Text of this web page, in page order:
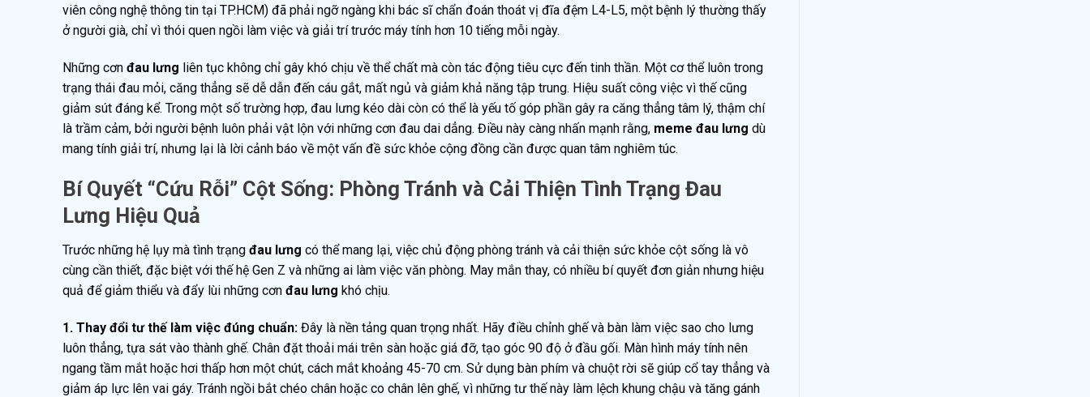
viên công nghệ thông tin tại TP.HCM) đã phải ngỡ ngàng khi bác sĩ chẩn đoán thoát vị đĩa đệm L4-L5, một bệnh lý thường thấy
ở người già, chỉ vì thói quen ngồi làm việc và giải trí trước máy tính hơn 10 tiếng mỗi ngày.
Những cơn đau lưng liên tục không chỉ gây khó chịu về thể chất mà còn tác động tiêu cực đến tinh thần. Một cơ thể luôn trong
trạng thái đau mỏi, căng thẳng sẽ dễ dẫn đến cáu gắt, mất ngủ và giảm khả năng tập trung. Hiệu suất công việc vì thế cũng
giảm sút đáng kể. Trong một số trường hợp, đau lưng kéo dài còn có thể là yếu tố góp phần gây ra căng thẳng tâm lý, thậm chí
là trầm cảm, bởi người bệnh luôn phải vật lộn với những cơn đau dai dẳng. Điều này càng nhấn mạnh rằng, meme đau lưng dù
mang tính giải trí, nhưng lại là lời cảnh báo về một vấn đề sức khỏe cộng đồng cần được quan tâm nghiêm túc.
Bí Quyết “Cứu Rỗi” Cột Sống: Phòng Tránh và Cải Thiện Tình Trạng Đau
Lưng Hiệu Quả
Trước những hệ lụy mà tình trạng đau lưng có thể mang lại, việc chủ động phòng tránh và cải thiện sức khỏe cột sống là vô
cùng cần thiết, đặc biệt với thế hệ Gen Z và những ai làm việc văn phòng. May mắn thay, có nhiều bí quyết đơn giản nhưng hiệu
quả để giảm thiểu và đẩy lùi những cơn đau lưng khó chịu.
1. Thay đổi tư thế làm việc đúng chuẩn: Đây là nền tảng quan trọng nhất. Hãy điều chỉnh ghế và bàn làm việc sao cho lưng
luôn thẳng, tựa sát vào thành ghế. Chân đặt thoải mái trên sàn hoặc giá đỡ, tạo góc 90 độ ở đầu gối. Màn hình máy tính nên
ngang tầm mắt hoặc hơi thấp hơn một chút, cách mắt khoảng 45-70 cm. Sử dụng bàn phím và chuột rời sẽ giúp cổ tay thẳng và
giảm áp lực lên vai gáy. Tránh ngồi bắt chéo chân hoặc co chân lên ghế, vì những tư thế này làm lệch khung chậu và tăng gánh